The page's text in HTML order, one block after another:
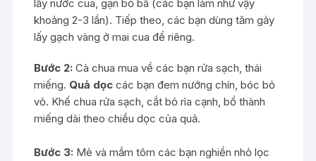
lấy nước cua, gạn bỏ bã (các bạn làm như vậy
khoảng 2-3 lần). Tiếp theo, các bạn dùng tăm gảy
lấy gạch vàng ở mai cua để riêng.
Bước 2: Cà chua mua về các bạn rửa sạch, thái
miếng. Quả dọc các bạn đem nướng chín, bóc bỏ
vỏ. Khế chua rửa sạch, cắt bỏ rìa cạnh, bổ thành
miếng dài theo chiều dọc của quả.
Bước 3: Mẻ và mắm tôm các bạn nghiền nhỏ lọc